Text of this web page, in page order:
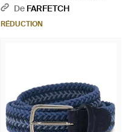
Réversible - Marron
De FARFETCH
RÉDUCTION